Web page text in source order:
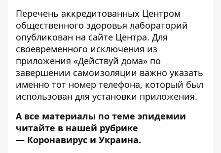
Перечень аккредитованных Центром
общественного здоровья лабораторий
опубликован на сайте Центра. Для
своевременного исключения из
приложения «Действуй дома» по
завершении самоизоляции важно указать
именно тот номер телефона, который был
использован для установки приложения.
А все материалы по теме эпидемии
читайте в нашей рубрике
— Коронавирус и Украина.